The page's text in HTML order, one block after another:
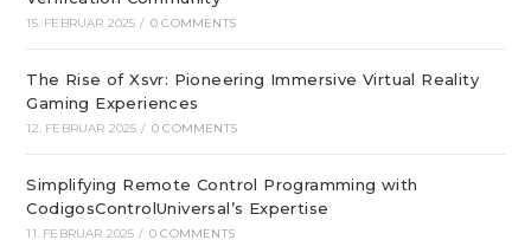
15. FEBRUAR 2025 / 0 COMMENTS
The Rise of Xsvr: Pioneering Immersive Virtual Reality
Gaming Experiences
12. FEBRUAR 2025 / 0 COMMENTS
Simplifying Remote Control Programming with
CodigosControlUniversal’s Expertise
11. FEBRUAR 2025 / 0 COMMENTS